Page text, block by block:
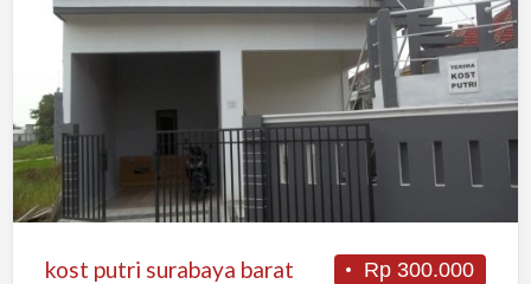
surabaya
Rp 300.000
kost putri surabaya barat